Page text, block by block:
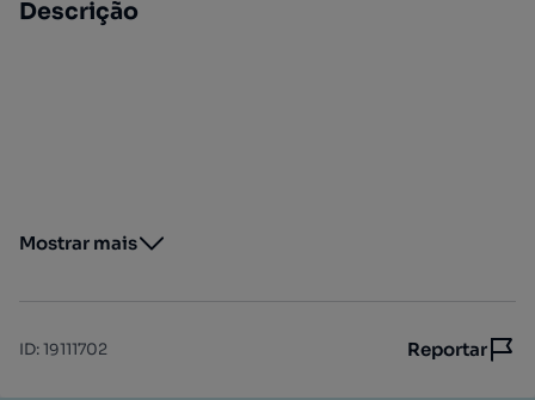
Descrição
Mostrar mais
ID:19111702 Reportar